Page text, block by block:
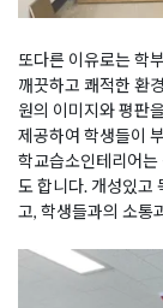
또다른 이유로는 학
깨끗하고 쾌적한 환
원의 이미지와 평판
제공하여 학생들이
학교습소인테리어는
도 합니다. 개성있고
고, 학생들과의 소통